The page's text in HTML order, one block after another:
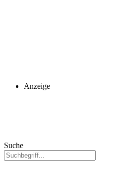
Anzeige
Suche